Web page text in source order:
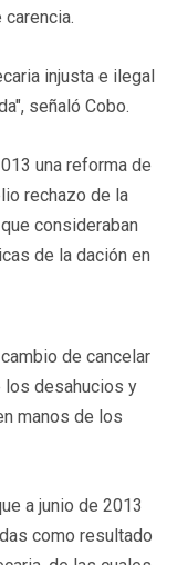
injusta e ilegal
señaló Cobo.
una reforma de
rechazo de la
consideraban
de la dación en
de cancelar
los desahucios y
manos de los
a junio de 2013
como resultado